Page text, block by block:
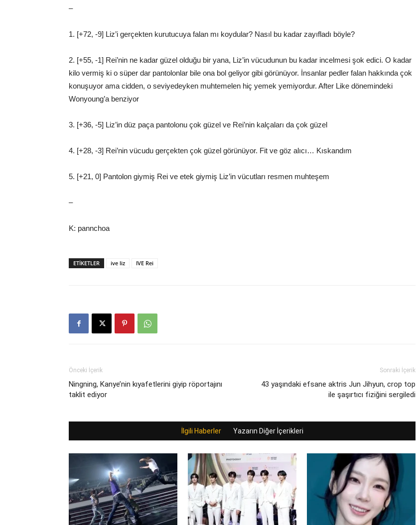
–
1. [+72, -9] Liz’i gerçekten kurutucuya falan mı koydular? Nasıl bu kadar zayıfladı böyle?
2. [+55, -1] Rei’nin ne kadar güzel olduğu bir yana, Liz’in vücudunun bu kadar incelmesi şok edici. O kadar
kilo vermiş ki o süper dar pantolonlar bile ona bol geliyor gibi görünüyor. İnsanlar pedler falan hakkında çok
konuşuyor ama cidden, o seviyedeyken muhtemelen hiç yemek yemiyordur. After Like dönemindeki
Wonyoung’a benziyor
3. [+36, -5] Liz’in düz paça pantolonu çok güzel ve Rei’nin kalçaları da çok güzel
4. [+28, -3] Rei’nin vücudu gerçekten çok güzel görünüyor. Fit ve göz alıcı… Kıskandım
5. [+21, 0] Pantolon giymiş Rei ve etek giymiş Liz’in vücutları resmen muhteşem
–
K: pannchoa
ETIKETLER ive liz IVE Rei
Önceki İçerik
Ningning, Kanye’nin kıyafetlerini giyip röportajını
taklit ediyor
Sonraki İçerik
43 yaşındaki efsane aktris Jun Jihyun, crop top
ile şaşırtıcı fiziğini sergiledi
İlgili Haberler Yazarın Diğer İçerikleri